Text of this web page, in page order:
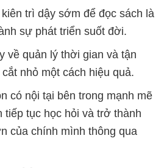
trì dậy sớm để đọc sách là
sự phát triển suốt đời.
về quản lý thời gian và tận
nhỏ một cách hiệu quả.
có nội tại bên trong mạnh mẽ
tiếp tục học hỏi và trở thành
của chính mình thông qua